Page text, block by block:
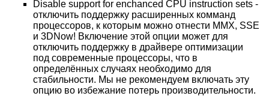
Disable support for enchanced CPU instruction sets -
отключить поддержку расширенных комманд
процессоров, к которым можно отнести MMX, SSE
и 3DNow! Включение этой опции может для
отключить поддержку в драйвере оптимизации
под современные процессоры, что в
определённых случаях необходимо для
стабильности. Мы не рекомендуем включать эту
опцию во избежание потерь производительности.